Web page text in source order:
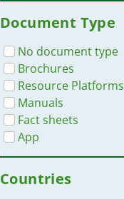
Document Type
No document type
Brochures
Resource Platforms
Manuals
Fact sheets
App
Countries